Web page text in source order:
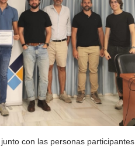
con las personas participantes